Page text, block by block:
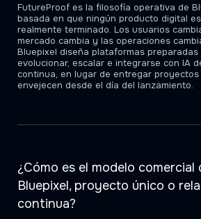
FutureProof es la filosofía operativa de
basada en que ningún producto digital
realmente terminado. Los usuarios
mercado cambia y las operaciones
Bluepixel diseña plataformas preparadas
evolucionar, escalar e integrarse con IA
continua, en lugar de entregar proyectos
envejecen desde el día del lanzamiento.
¿Cómo es el modelo comercial
Bluepixel, proyecto único o
continua?